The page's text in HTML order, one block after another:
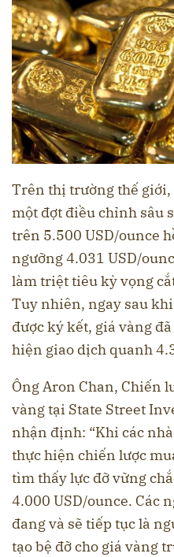
Trên thị trường thế
một đợt điều chỉnh sâu
trên 5.500 USD/ounce
ngưỡng 4.031 USD/
làm triệt tiêu kỳ vọng
Tuy nhiên, ngay sau
được ký kết, giá vàng
hiện giao dịch quanh
Ông Aron Chan, Chiến
vàng tại State Street
nhận định: “Khi các
thực hiện chiến lược
tìm thấy lực đỡ vững
4.000 USD/ounce. Các
đang và sẽ tiếp tục là
tạo bệ đỡ cho giá vàng